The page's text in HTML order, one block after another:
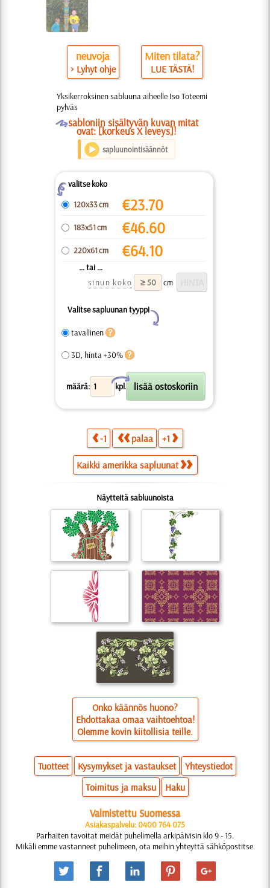
neuvoja
> Lyhyt ohje
Miten tilata?
LUE TÄSTÄ!
Yksikerroksinen sabluuna aiheelle Iso Toteemi
pylväs
Osabloniin sisältyvän kuvan mitat
ovat: [korkeus X leveys]!
sapluunointisäännöt
Zvalitse koko
120x33 cm
€23.70
183x51 cm €46.60
220x61 cm €64.10
... tai ...
sinun koko
cm
Valitse sapluunan tyyppi
Y
tavallinen
3D, hinta +30%
määrä: kpl.
X
-1 palaa +1
Kaikki amerikka sapluunat
Näytteitä sabluunoista
Onko käännös huono?
Ehdottakaa omaa vaihtoehtoa!
Olemme kovin kiitollisia teille.
Tuotteet Kysymykset ja vastaukset
Yhteystiedot
Toimitus ja maksu
Haku
Valmistettu Suomessa
Asiakaspalvelu: 0400 764 075
Parhaiten tavoitat meidät puhelimella arkipäivisin klo 9 - 15.
Mikäli emme vastanneet puhelimeen, ota meihin yhteyttä sähköpostitse.